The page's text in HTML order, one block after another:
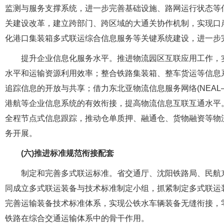
监测与服务支撑系统，进一步完善基础设施、路网运行状态
关建设改革，建立跨部门、跨区域的大通关协作机制，实现
化港口集装箱多式联运综合信息服务等关键系统建设，进一
提升企业信息化服务水平。推进物流园区互联应用工作
水平和运输资源利用效率；整合铁路集装箱、整车货运等信
追踪信息的开放与共享；借力东北亚物流信息服务网络
港航等企业信息系统的有效衔接，提高物流信息互联互通水
全程节点式信息跟踪，推动仓单质押、融通仓、货物融资等
务开展。
(六)推进标准规范衔接配套
制定和完善多式联运标准。省交通厅、沈阳铁路局、民
同成立多式联运装备与技术标准制定小组，抓紧制定多式联
完善运输装备技术标准体系，实现公铁水车辆装备无缝衔接
铁路在综合交通运输体系中的骨干作用。